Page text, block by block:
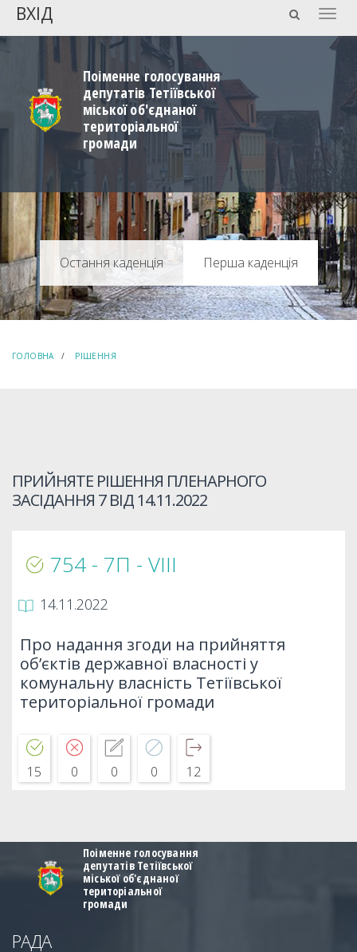
ВХІД
Поіменне голосування
депутатів Тетіївської
міської об'єднаної
територіальної
громади
Перша каденція
ГОЛОВНА РІШЕННЯ
ПРИЙНЯТЕ РІШЕННЯ ПЛЕНАРНОГО
ЗАСІДАННЯ 7 ВІД14.11.2022
754 - 7П - VІІІ
14.11.2022
Про надання згоди на прийняття
об’єктів державної власності у
комунальну власність Тетіївської
територіальної громади
15 0 0 0 12
Поіменне голосування
депутатів Тетіївської
міської об'єднаної
територіальної
громади
РАДА